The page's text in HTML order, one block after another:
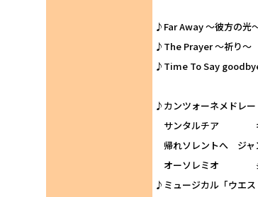
キアーラ・
♪Far Away ～彼
♪The Prayer ～祈り
♪Time To Say
ルーチョ・ク
♪カンツォーネメドレ
サンタルチア ギヨ
帰れソレントへ ジャ
オーソレミオ
♪ミュージカル「ウエ